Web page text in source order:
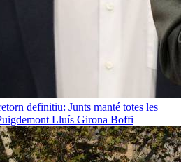
definitiu: Junts manté totes les
Lluís Girona Boffi